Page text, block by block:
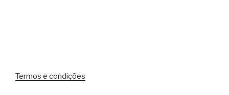
Termos e condições